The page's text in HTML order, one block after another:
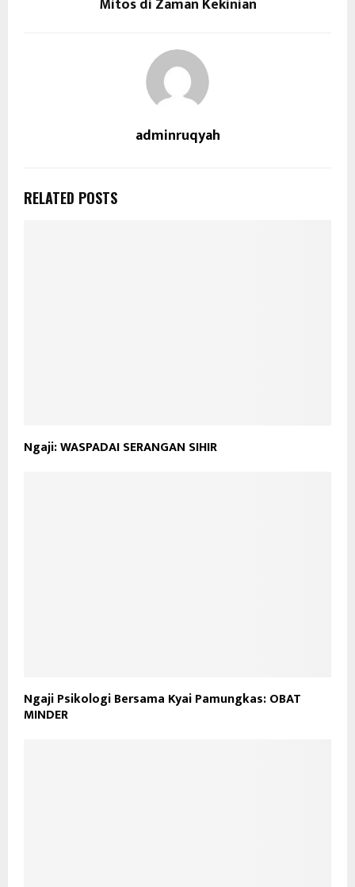
Mitos di Zaman Kekinian
adminruqyah
RELATED POSTS
Ngaji: WASPADAI SERANGAN SIHIR
Ngaji Psikologi Bersama Kyai Pamungkas: OBAT
MINDER